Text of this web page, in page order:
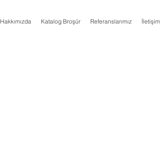
Hakkımızda Katalog Broşür Referanslarımız İletişim